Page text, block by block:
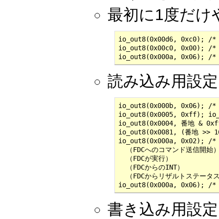
最初に1度だけ
io_out8(0x00d6, 0xc0); /*
io_out8(0x00c0, 0x00); /*
io_out8(0x000a, 0x06); /*
読み込み用設定
io_out8(0x000b, 0x06); /* モ
io_out8(0x0005, 0xff);
io_out8(0x0004, 番地 &
io_out8(0x0081, (番地 >>
io_out8(0x000a, 0x02); /* マ
（FDCへのコマンド送信開始
  （FDCが実行）
  （FDCからのINT）
（FDCからリザルトステータ
io_out8(0x000a, 0x06); /*
書き込み用設定